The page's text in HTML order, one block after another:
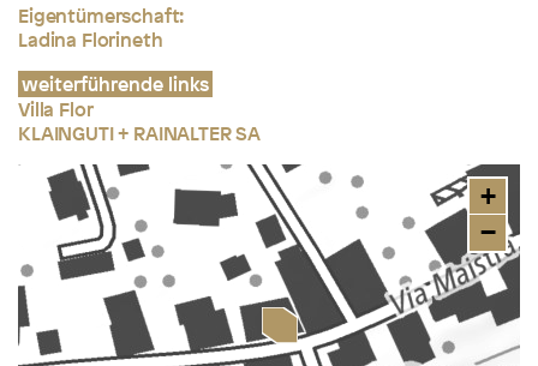
Eigentümerschaft:
Ladina Florineth
weiterführende links
Villa Flor
KLAINGUTI + RAINALTER SA
+
−